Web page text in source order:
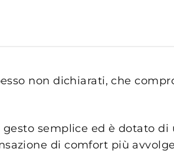
non dichiarati, che
gesto semplice ed è dotato di
di comfort più